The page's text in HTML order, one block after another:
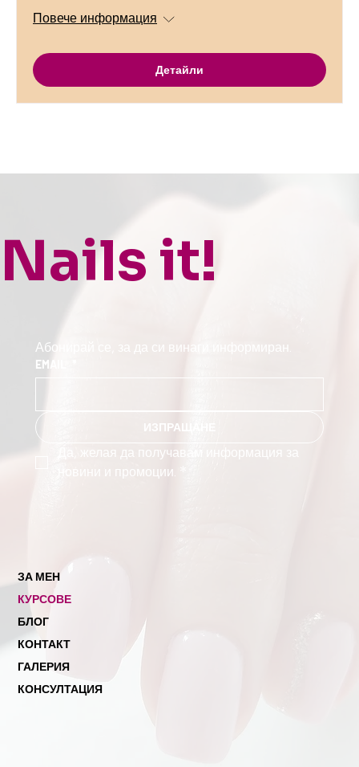
Повече информация
Детайли
Nails it!
ЗА МЕН
КУРСОВЕ
БЛОГ
КОНТАКТ
ГАЛЕРИЯ
КОНСУЛТАЦИЯ
Абонирай се, за да си винаги информиран.
EMAIL
ИЗПРАЩАНЕ
Да, желая да получавам информация за
новини и промоции.